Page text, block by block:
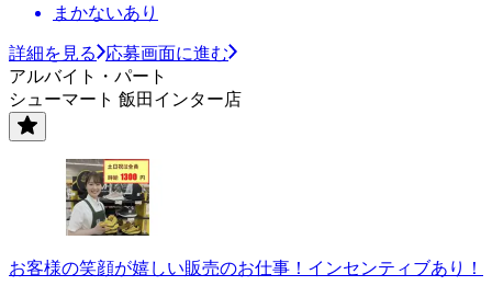
まかないあり
詳細を見る
応募画面に進む
アルバイト・パート
シューマート 飯田インター店
お客様の笑顔が嬉しい販売のお仕事！インセンティブあり！